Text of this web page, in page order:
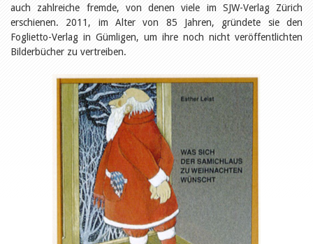
Leseförderung
Aus aller Welt
Verschiedenes
Lesetipps
Aus- und Weiterbildung
Veranstaltungen
Kinder- und Jugendmedien
Bibliothek und Schule
Bibliotheksförderung
Zielpublikum Kinder und
Einmalige Beiträge
Bibliotheksangebote
Unterstützungsbeiträge
Rezensionen
auch zahlreiche fremde, von denen viele im SJW-Verlag Zürich
erschienen. 2011, im Alter von 85 Jahren, gründete sie den
Foglietto-Verlag in Gümligen, um ihre noch nicht veröffentlichten
Bilderbücher zu vertreiben.